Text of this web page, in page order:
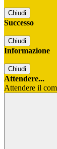
Chiudi
Successo
Chiudi
Informazione
Chiudi
Attendere...
Attendere il